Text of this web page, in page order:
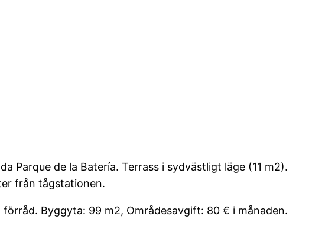
Parque de la Batería. Terrass i sydvästligt läge (11 m2).
från tågstationen.
Byggyta: 99 m2, Områdesavgift: 80 € i månaden.